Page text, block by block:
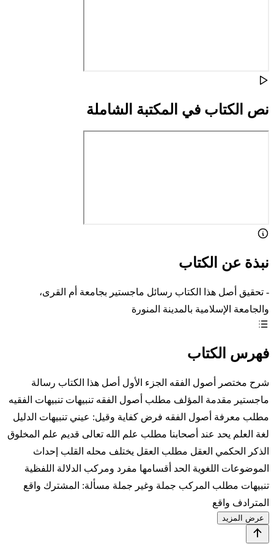
نص الكتاب في المكتبة الشاملة
نبذة عن الكتاب
- تحقيق أصل هذا الكتاب رسائل ماجستير بجامعة أم القرى،
والجامعة الإسلامية بالمدينة المنورة
فهرس الكتاب
شرح مختصر أصول الفقه الجزء الأول أصل هذا الكتاب رسالة
ماجستير مقدمة المؤلف مطلب أصول الفقه تنبيهات تنبيهات الفقيه
مطلب معرفة أصول الفقه فرض كفاية وقيل: عيني تنبيهات الدليل
لغة العلم يحد عند أصحابنا مطلب علم الله تعالى قديم علم المخلوق
الذكر الحكمي العقل مطلب العقل يختلف محله القلب إحداث
الموضوعات اللغوية الحد أقسامها مفرد ومركب الدلالة اللفظية
تنبيهات مطلب المركب جملة وغير جملة مسألة: المشترك واقع
المترادف واقع
عرض المزيد